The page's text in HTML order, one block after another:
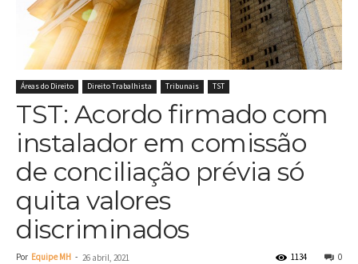
Áreas do Direito Direito Trabalhista Tribunais TST
TST: Acordo firmado com
instalador em comissão
de conciliação prévia só
quita valores
discriminados
Por Equipe MH - 26 abril, 2021 0
1134